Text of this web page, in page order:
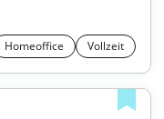
Homeoffice Vollzeit